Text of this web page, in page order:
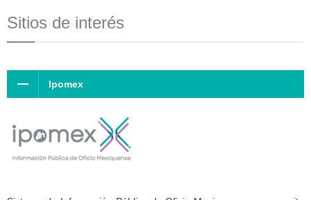
Sitios de interés
Ipomex